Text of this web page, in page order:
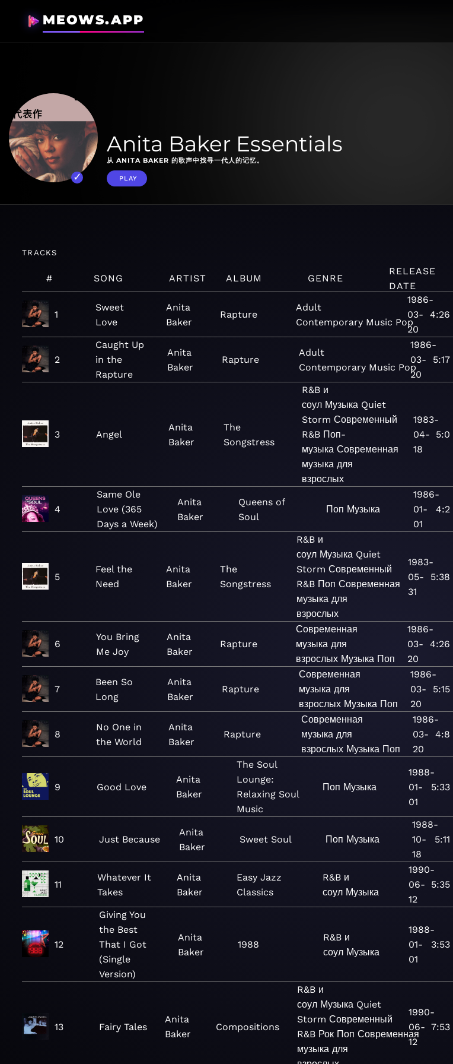
MEOWS.APP
Anita Baker Essentials
从 ANITA BAKER 的歌声中找寻一代人的记忆。
PLAY
TRACKS
# SONG ARTIST ALBUM GENRE
RELEASE
DATE
1
Sweet
Love
Anita
Baker
Rapture
Adult
Contemporary Music Pop
1986-
03-
20
4:26
2
Caught Up
in the
Rapture
Anita
Baker
Rapture
Adult
Contemporary Music Pop
1986-
03-
20
5:17
3 Angel
Anita
Baker
The
Songstress
R&B и
соул Музыка Quiet
Storm Современный
R&B Поп-
музыка Современная
музыка для
взрослых
1983-
04-
18
5:0
4
Same Ole
Love (365
Days a Week)
Anita
Baker
Queens of
Soul
Поп Музыка
1986-
01-
01
4:2
5
Feel the
Need
Anita
Baker
The
Songstress
R&B и
соул Музыка Quiet
Storm Современный
R&B Поп Современная
музыка для
взрослых
1983-
05-
31
5:38
6
You Bring
Me Joy
Anita
Baker
Rapture
Современная
музыка для
взрослых Музыка Поп
1986-
03-
20
4:26
7
Been So
Long
Anita
Baker
Rapture
Современная
музыка для
взрослых Музыка Поп
1986-
03-
20
5:15
8
No One in
the World
Anita
Baker
Rapture
Современная
музыка для
взрослых Музыка Поп
1986-
03-
20
4:8
9 Good Love
Anita
Baker
The Soul
Lounge:
Relaxing Soul
Music
Поп Музыка
1988-
01-
01
5:33
10 Just Because
Anita
Baker
Sweet Soul Поп Музыка
1988-
10-
18
5:11
11
Whatever It
Takes
Anita
Baker
Easy Jazz
Classics
R&B и
соул Музыка
1990-
06-
12
5:35
12
Giving You
the Best
That I Got
(Single
Version)
Anita
Baker
1988
R&B и
соул Музыка
1988-
01-
01
3:53
13 Fairy Tales
Anita
Baker
Compositions
R&B и
соул Музыка Quiet
Storm Современный
R&B Рок Поп Современная
музыка для
1990-
06-
12
7:53